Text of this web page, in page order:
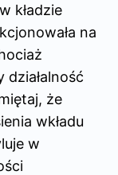
kładzie
na
że
wkładu
w